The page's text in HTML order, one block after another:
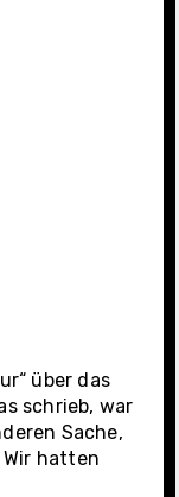
über das
schrieb, war
Sache,
hatten